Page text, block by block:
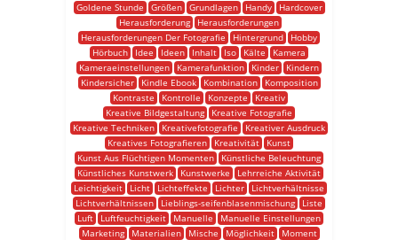
Goldene Stunde
Größen Grundlagen Handy
Hardcover
Herausforderung
Herausforderungen
Herausforderungen Der Fotografie
Hintergrund
Hobby
Hörbuch
Idee Ideen Inhalt Iso Kälte
Kamera
Kameraeinstellungen
Kamerafunktion Kinder
Kindern
Kindersicher
Kindle Ebook Kombination
Komposition
Kontraste
Kontrolle Konzepte
Kreativ
Kreative Bildgestaltung
Kreative Fotografie
Kreative Techniken
Kreativefotografie
Kreativer Ausdruck
Kreatives Fotografieren
Kreativität
Kunst
Kunst Aus Flüchtigen Momenten
Künstliche Beleuchtung
Künstliches Kunstwerk
Kunstwerke
Lehrreiche Aktivität
Leichtigkeit
Licht Lichteffekte Lichter
Lichtverhältnisse
Lichtverhältnissen
Lieblings-seifenblasenmischung
Liste
Luft
Luftfeuchtigkeit Manuelle
Manuelle Einstellungen
Marketing
Materialien Mische Möglichkeit Moment